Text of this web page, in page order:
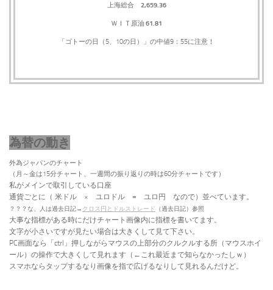
上海総合 2,659.36
ＷＩＴ原油 61.81
「ゴトーの日（5、10の日）」の中値9：55に注意！
為替の動き
外為ジャパンのチャート
（月～金は15分チャート、一週間の振り返りの時は60分チャートです）
私がメインで取引している口座
通貨ごとに（ 米ドル × ユロドル = ユロ円 なので）並べています。
？？？な、人は過去日記→ クロス円とドルストレード （過去日記）参照
大事な指標がある時にだけチャート画像内に指標を書いてます。
文字が小さいですが見たい場合は大きくして見て下さい。
PC画面なら「ctrl」押しながらマウスの上部分のクルクルする所（マウスホイ
ール）の操作で大きくして見れます（←これ最近まで知らなかったしｗ）
スマホならタップするなり画像を指で広げるなりして見れるんだけど。